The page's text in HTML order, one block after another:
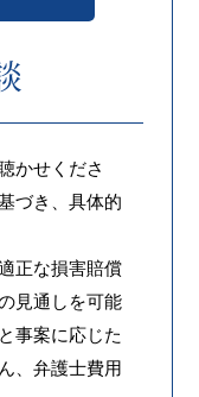
かせくださ
づき、具体的
正な損害賠償
見通しを可能
事案に応じた
、弁護士費用